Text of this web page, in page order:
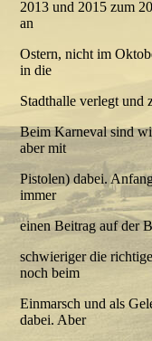
2013 und 2015 zum
an
Ostern, nicht im
in die
Stadthalle verlegt und
Beim Karneval sind
aber mit
Pistolen) dabei.
immer
einen Beitrag auf der
schwieriger die
noch beim
Einmarsch und als
dabei. Aber